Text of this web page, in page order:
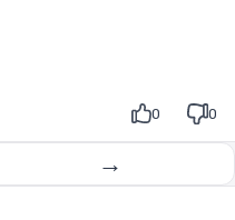
0 0
→